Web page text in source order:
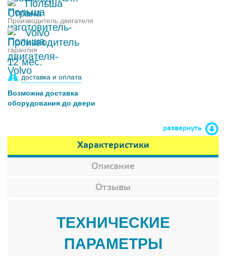
Польша
Производитель двигателя
Volvo
гарантия
12 мес.
доставка и оплата
Возможна доставка
оборудования до двери
развернуть
Характеристики
Описание
Отзывы
ТЕХНИЧЕСКИЕ
ПАРАМЕТРЫ